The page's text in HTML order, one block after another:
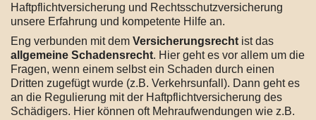
Haftpflichtversicherung und Rechtsschutzversicherung
unsere Erfahrung und kompetente Hilfe an.
Eng verbunden mit dem Versicherungsrecht ist das
allgemeine Schadensrecht. Hier geht es vor allem um die
Fragen, wenn einem selbst ein Schaden durch einen
Dritten zugefügt wurde (z.B. Verkehrsunfall). Dann geht es
an die Regulierung mit der Haftpflichtversicherung des
Schädigers. Hier können oft Mehraufwendungen wie z.B.